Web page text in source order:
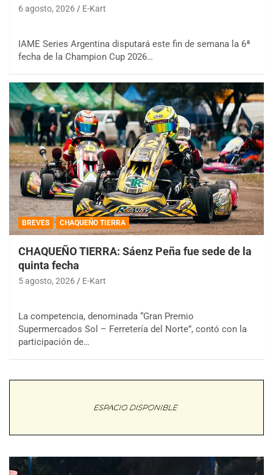
6 agosto, 2026 E-Kart
IAME Series Argentina disputará este fin de semana la 6ª
fecha de la Champion Cup 2026…
BREVES CHAQUEÑO TIERRA
CHAQUEÑO TIERRA: Sáenz Peña fue sede de la
quinta fecha
5 agosto, 2026 E-Kart
La competencia, denominada “Gran Premio
Supermercados Sol – Ferretería del Norte”, contó con la
participación de…